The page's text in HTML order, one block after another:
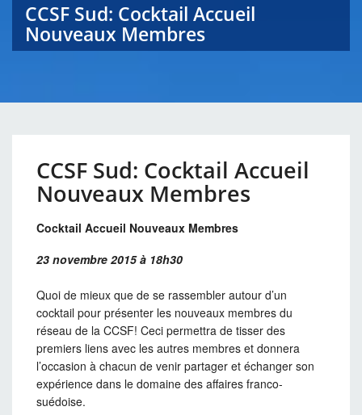
CCSF Sud: Cocktail Accueil
Nouveaux Membres
CCSF Sud: Cocktail Accueil
Nouveaux Membres
Cocktail Accueil Nouveaux Membres
23 novembre 2015 à 18h30
Quoi de mieux que de se rassembler autour d’un
cocktail pour présenter les nouveaux membres du
réseau de la CCSF! Ceci permettra de tisser des
premiers liens avec les autres membres et donnera
l’occasion à chacun de venir partager et échanger son
expérience dans le domaine des affaires franco-
suédoise.